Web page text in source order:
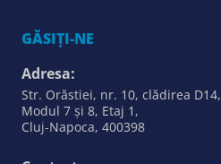
GĂSIȚI-NE
Adresa:
Str. Orăstiei, nr. 10, clădirea D14,
Modul 7 și 8, Etaj 1,
Cluj-Napoca, 400398